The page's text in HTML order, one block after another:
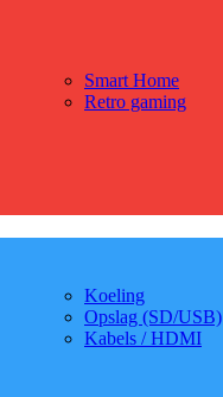
Smart Home
Retro gaming
Koeling
Opslag (SD/USB)
Kabels / HDMI